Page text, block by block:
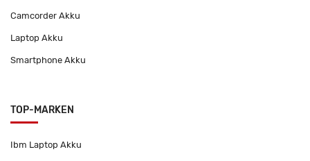
Camcorder Akku
Laptop Akku
Smartphone Akku
TOP-MARKEN
Ibm Laptop Akku